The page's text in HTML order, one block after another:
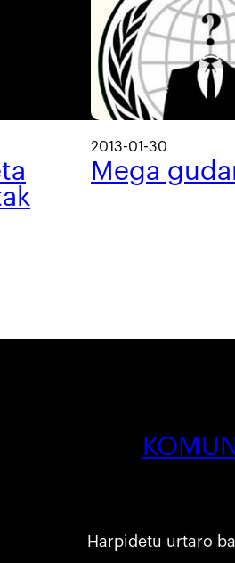
2013-01-30
Mega
Harpidetu urtaro